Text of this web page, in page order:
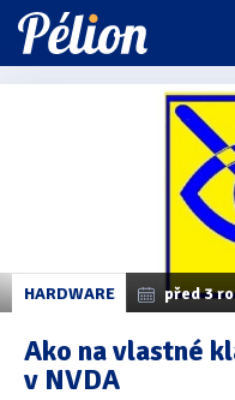
Přejít
na
štítky
Přejít
na
kategorie
Přejít
na
obsah
Menu
Příručky O
Kategorie článků
Braillské řádky(31)
Mobilní zařízení
HARDWARE před 3
Ako na vlastné
v NVDA